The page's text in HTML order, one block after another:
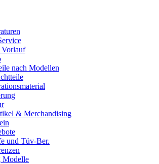
Vorlauf
nach Modellen
& Merchandising
und Tüv-Ber.
Modelle